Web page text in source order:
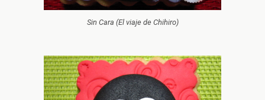
Sin Cara (El viaje de Chihiro)